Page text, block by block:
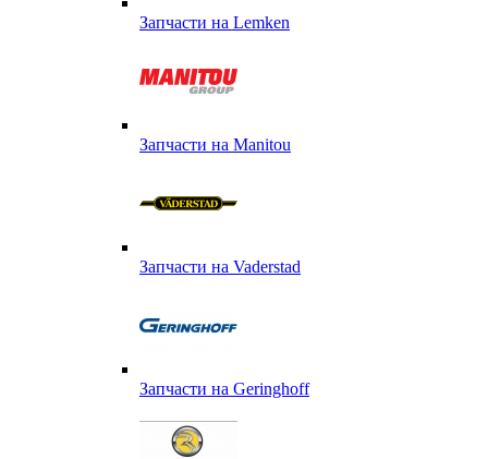
Запчасти на Lemken
Запчасти на Manitou
Запчасти на Vaderstad
Запчасти на Geringhoff